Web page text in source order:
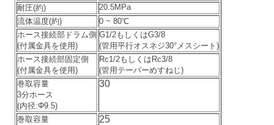
耐圧(約)
20.5MPa
流体温度(約)
0 ~ 80℃
ホース接続部ドラム側
(付属金具を使用)
G1/2もしくはG3/8
(管用平行オスネジ30°メスシート)
ホース接続部固定側
(付属金具を使用)
Rc1/2もしくはRc3/8
(管用テーパーめすねじ)
巻取容量
3分ホース
(内径:Φ9.5)
30
巻取容量
25